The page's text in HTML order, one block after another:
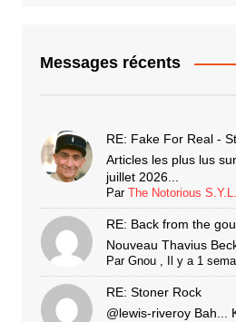
Messages récents
RE: Fake For Real -
Articles les plus lus
juillet 2026...
Par The Notorious
RE: Back from the
Nouveau Thavius
Par Gnou, Il y a 1
RE: Stoner Rock
@lewis-riveroy Bah...